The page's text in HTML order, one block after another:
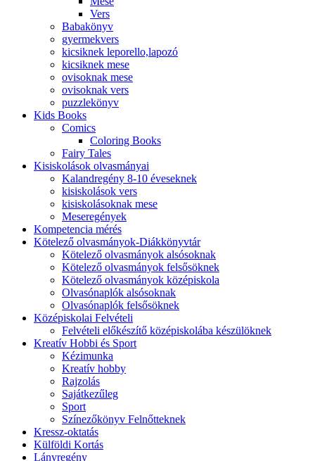
Vers
Babakönyv
gyermekvers
kicsiknek leporello,lapozó
kicsiknek mese
ovisoknak mese
ovisoknak vers
puzzlekönyv
Kids Books
Comics
Coloring Books
Fairy Tales
Kisiskolások olvasmányai
Kalandregény 8-10 éveseknek
kisiskolások vers
kisiskolásoknak mese
Meseregények
Kompetencia mérés
Kötelező olvasmányok-Diákkönyvtár
Kötelező olvasmányok alsósoknak
Kötelező olvasmányok felsősöknek
Kötelező olvasmányok középiskola
Olvasónaplók alsósoknak
Olvasónaplók felsősöknek
Középiskolai Felvételi
Felvételi előkészítő középiskolába készülöknek
Kreatív Hobbi és Sport
Kézimunka
Kreatív hobby
Rajzolás
Sajátkezűleg
Sport
Színezőkönyv Felnőtteknek
Kressz-oktatás
Külföldi Kortás
Lányregény